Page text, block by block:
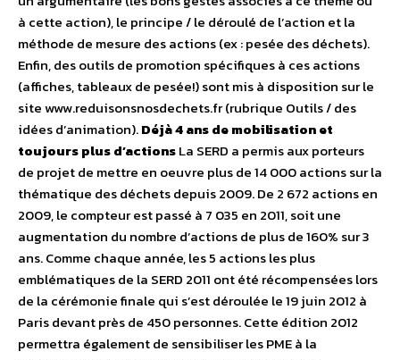
à cette action), le principe / le déroulé de l’action et la
méthode de mesure des actions (ex : pesée des déchets).
Enfin, des outils de promotion spécifiques à ces actions
(affiches, tableaux de pesée!) sont mis à disposition sur le
site www.reduisonsnosdechets.fr (rubrique Outils / des
idées d’animation).Déjà 4 ans de mobilisation et
toujours plus d’actionsLa SERD a permis aux porteurs
de projet de mettre en oeuvre plus de 14 000 actions sur la
thématique des déchets depuis 2009. De 2 672 actions en
2009, le compteur est passé à 7 035 en 2011, soit une
augmentation du nombre d’actions de plus de 160% sur 3
ans. Comme chaque année, les 5 actions les plus
emblématiques de la SERD 2011 ont été récompensées lors
de la cérémonie finale qui s’est déroulée le 19 juin 2012 à
Paris devant près de 450 personnes. Cette édition 2012
permettra également de sensibiliser les PME à la